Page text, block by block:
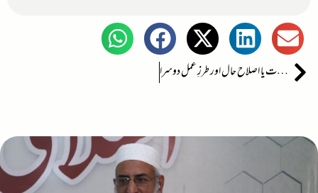
تبدیلی ٔقیادت یا اصلاح حال اور طرزِ عمل دوسرا